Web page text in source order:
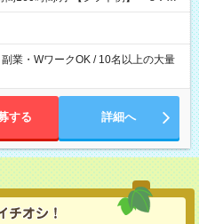
業・WワークOK / 10名以上の大量
する 詳細へ